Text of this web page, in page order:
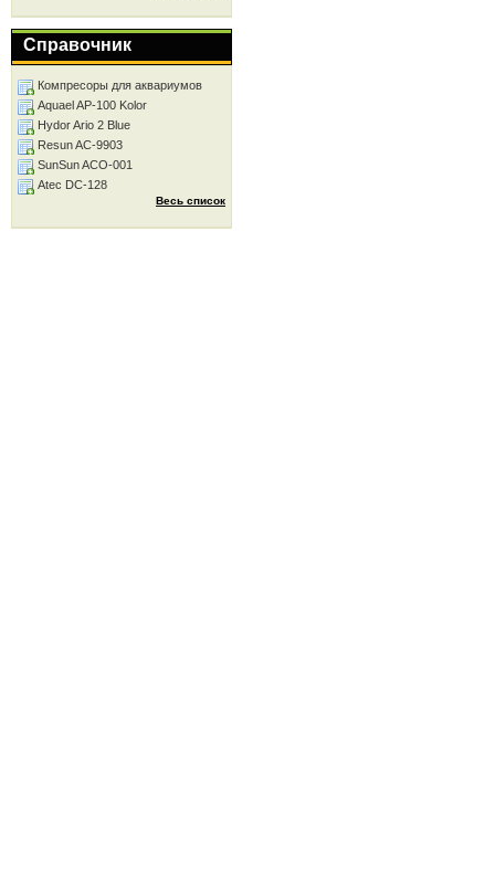
Справочник
Компресоры для аквариумов
Aquael AP-100 Kolor
Hydor Ario 2 Blue
Resun AC-9903
SunSun ACO-001
Atec DC-128
Весь список